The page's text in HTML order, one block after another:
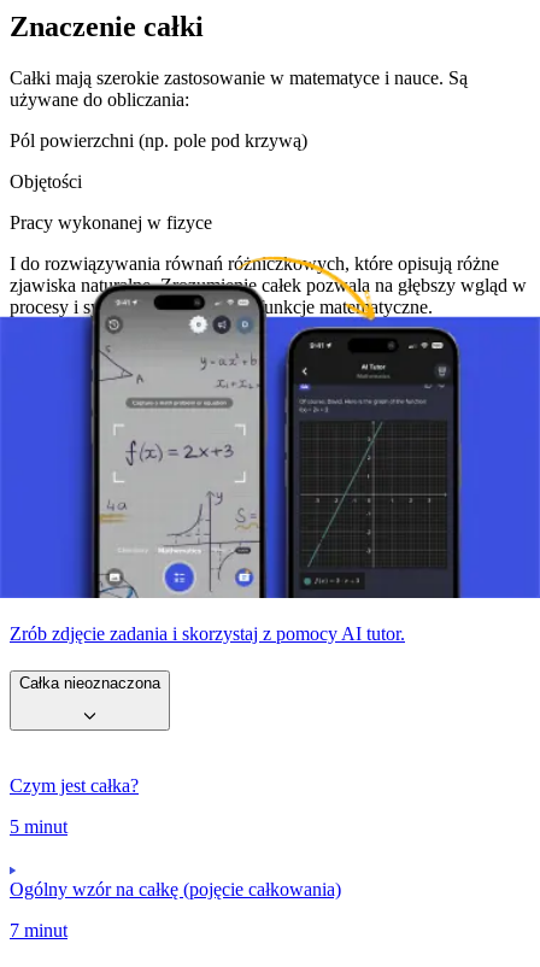
Znaczenie całki
Całki mają szerokie zastosowanie w matematyce i nauce. Są
używane do obliczania:
Pól powierzchni (np. pole pod krzywą)
Objętości
Pracy wykonanej w fizyce
I do rozwiązywania równań różniczkowych, które opisują różne
zjawiska naturalne. Zrozumienie całek pozwala na głębszy wgląd w
procesy i systemy opisane przez funkcje matematyczne.
Podsumowanie
Ogólna koncepcja całki to fundamentalne narzędzie, które
umożliwia uczniom zrozumienie i wykorzystanie całkowania do
rozwiązywania praktycznych problemów. Jego zrozumienie jest
kluczowe dla postępu w studiowaniu matematyki i nauki, ponieważ
całkowanie pozwala na analizę i interpretację złożonych systemów i
zjawisk. Zrozumienie, jak tworzona jest całka i jak jej używamy,
otwiera drzwi do wielu obszarów zastosowania i badań.
Zrób zdjęcie zadania i skorzystaj z pomocy AI tutor.
Całka nieoznaczona
Czym jest całka?
5 minut
Ogólny wzór na całkę (pojęcie całkowania)
7 minut